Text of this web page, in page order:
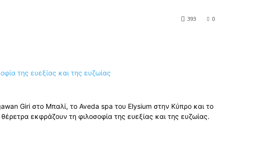
0
393
Giri στο Μπαλί, το Aveda spa του Elysium στην Κύπρο και το
εκφράζουν τη φιλοσοφία της ευεξίας και της ευζωίας.